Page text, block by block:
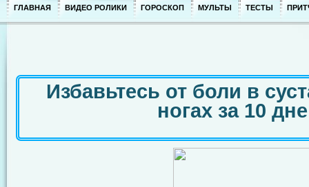
ГЛАВНАЯ ВИДЕО РОЛИКИ ГОРОСКОП МУЛЬТЫ ТЕСТЫ
Избавьтесь от боли в
ногах за 10